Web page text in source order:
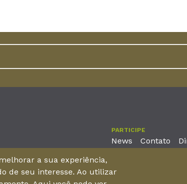
PARTICIPE
News Contato
2001 – 11º andar - Bairro Aldeota
a sua experiência,
de seu interesse. Ao utilizar